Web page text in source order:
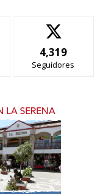
4,319
Seguidores